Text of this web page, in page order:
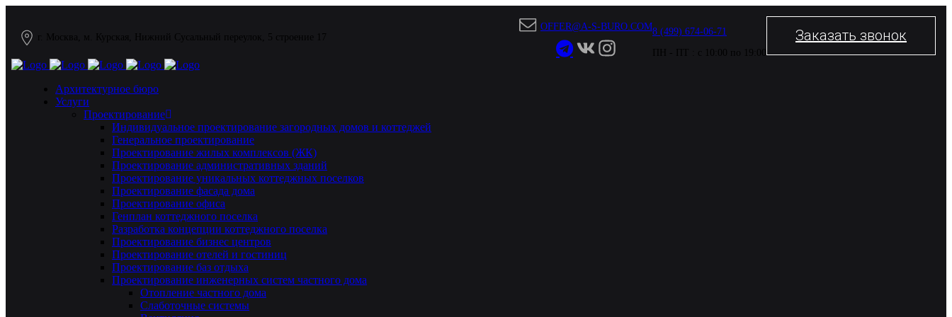
г. Москва, м. Курская, Нижний Сусальный переулок, 5 строение 17
OFFER@A-S-BURO.COM8 (499) 674-06-71
ПН - ПТ : с 10:00 по 19:00
Заказать звонок
Архитектурное бюро
Услуги
Проектирование
Индивидуальное проектирование загородных домов и коттеджей
Генеральное проектирование
Проектирование жилых комплексов (ЖК)
Проектирование административных зданий
Проектирование уникальных коттеджных поселков
Проектирование фасада дома
Проектирование офиса
Генплан коттеджного поселка
Разработка концепции коттеджного поселка
Проектирование бизнес центров
Проектирование отелей и гостиниц
Проектирование баз отдыха
Проектирование инженерных систем частного дома
Отопление частного дома
Слаботочные системы